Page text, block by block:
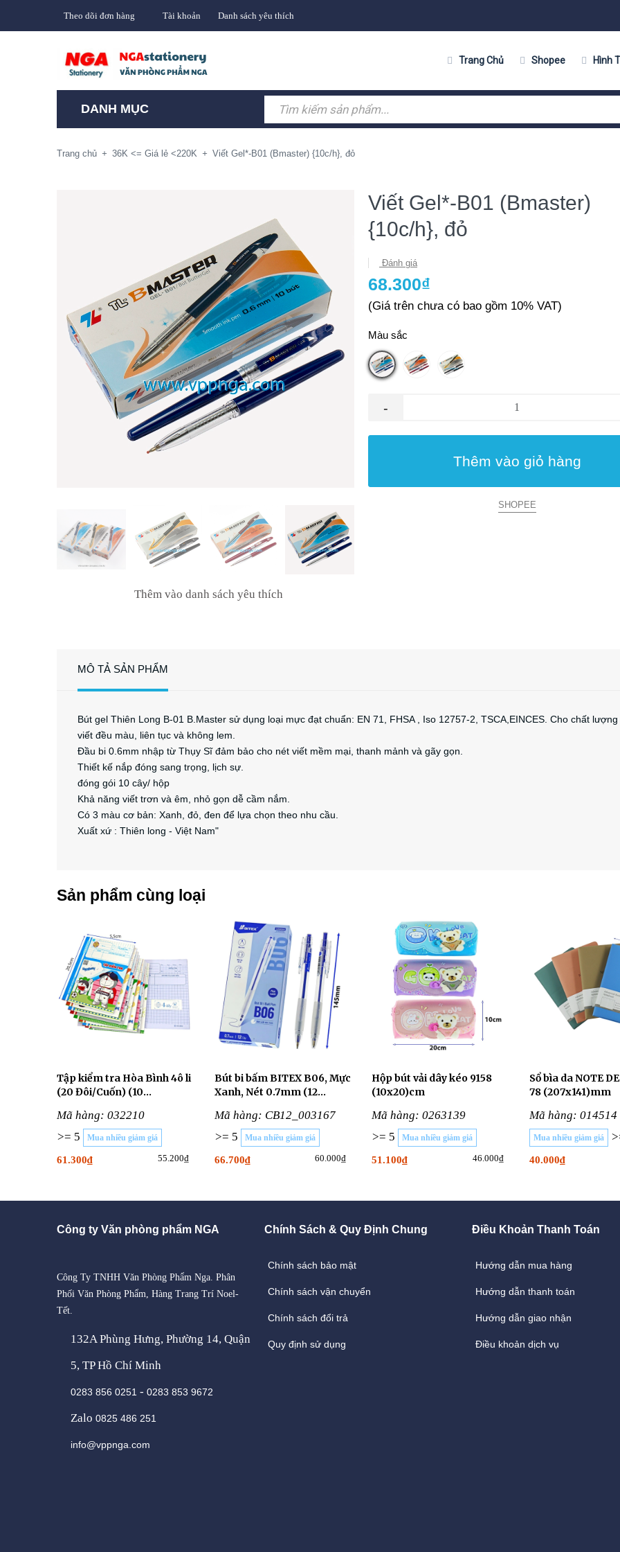
Theo dõi đơn hàng Tài khoản Danh sách yêu thích
Trang Chủ Shopee Hình
DANH MỤC
Trang chủ + 36K <= Giá lẻ <220K + Viết Gel*-B01 (Bmaster) {10c/h}, đỏ
Thêm vào danh sách yêu thích
Viết Gel*-B01 (Bmaster)
{10c/h}, đỏ
Đánh giá
68.300₫
(Giá trên chưa có bao gồm 10% VAT)
Màu sắc
-
Thêm vào giỏ hàng
SHOPEE
MÔ TẢ SẢN PHẨM
Bút gel Thiên Long B-01 B.Master sử dụng loại mực đạt chuẩn: EN 71, FHSA , Iso 12757-2, TSCA,EINCES. Cho chất
viết đều màu, liên tục và không lem.
Đầu bi 0.6mm nhập từ Thụy Sĩ đảm bảo cho nét viết mềm mại, thanh mảnh và gãy gọn.
Thiết kế nắp đóng sang trọng, lịch sự.
đóng gói 10 cây/ hộp
Khả năng viết trơn và êm, nhỏ gọn dễ cầm nắm.
Có 3 màu cơ bản: Xanh, đỏ, đen để lựa chọn theo nhu cầu.
Xuất xứ : Thiên long - Việt Nam"
Sản phẩm cùng loại
Tập kiểm tra Hòa Bình 4ô li
(20 Đôi/Cuốn) (10
Mã hàng: 032210
>= 5
Mua nhiều giảm giá
61.300₫ 55.200₫
Bút bi bấm BITEX B06, Mực
Xanh, Nét 0.7mm (12
Mã hàng: CB12_003167
>= 5
Mua nhiều giảm giá
66.700₫ 60.000₫
Hộp bút vải dây kéo 9158
(10x20)cm
Mã hàng: 0263139
>= 5
Mua nhiều giảm giá
51.100₫ 46.000₫
Sổ bìa da NOTE
78 (207x141)mm
Mã hàng: 014514
Mua nhiều giảm giá
40.000₫
Công ty Văn phòng phẩm NGA
Công Ty TNHH Văn Phòng Phẩm Nga. Phân
Phối Văn Phòng Phẩm, Hàng Trang Trí Noel-
Tết.
132A Phùng Hưng, Phường 14, Quận
5, TP Hồ Chí Minh
0283 856 0251 - 0283 853 9672
Zalo 0825 486 251
info@vppnga.com
Chính Sách & Quy Định Chung
Chính sách bảo mật
Chính sách vận chuyển
Chính sách đổi trả
Quy định sử dụng
Điều Khoản Thanh Toán
Hướng dẫn mua hàng
Hướng dẫn thanh toán
Hướng dẫn giao nhận
Điều khoản dịch vụ